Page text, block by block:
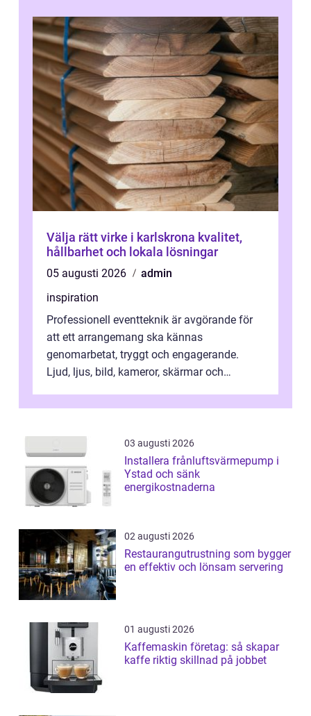
Välja rätt virke i karlskrona kvalitet,
hållbarhet och lokala lösningar
05 augusti 2026
admin
inspiration
Professionell eventteknik är avgörande för
att ett arrangemang ska kännas
genomarbetat, tryggt och engagerande.
Ljud, ljus, bild, kameror, skärmar och
03 augusti 2026
Installera frånluftsvärmepump i
Ystad och sänk
energikostnaderna
02 augusti 2026
Restaurangutrustning som bygger
en effektiv och lönsam servering
01 augusti 2026
Kaffemaskin företag: så skapar
kaffe riktig skillnad på jobbet